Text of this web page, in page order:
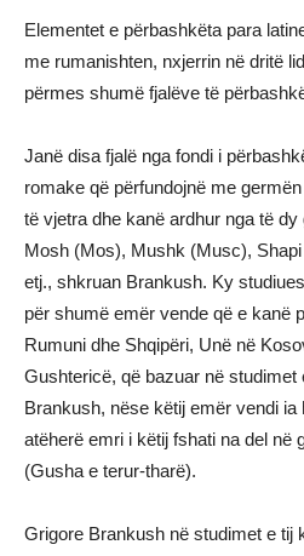
Elementet e përbashkëta para
me rumanishten, nxjerrin në dritë
përmes shumë fjalëve të
Janë disa fjalë nga fondi i
romake që përfundojnë me
të vjetra dhe kanë ardhur nga të
Mosh (Mos), Mushk (Musc),
etj., shkruan Brankush. Ky
për shumë emër vende që e kanë
Rumuni dhe Shqipëri, Unë në
Gushtericë, që bazuar në
Brankush, nëse këtij emër vendi
atëherë emri i këtij fshati na del në
(Gusha e terur-tharë).
Grigore Brankush në studimet e tij